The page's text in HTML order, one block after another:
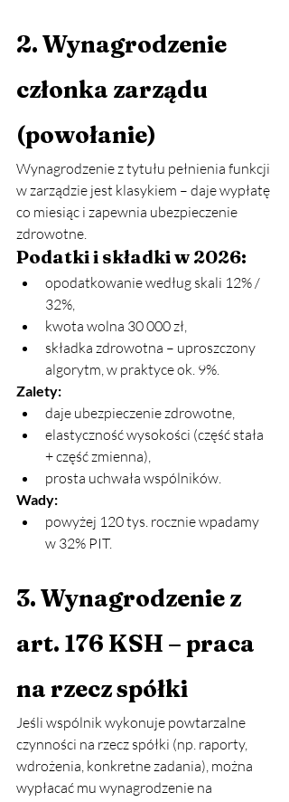
2. Wynagrodzenie
członka zarządu
(powołanie)
Wynagrodzenie z tytułu pełnienia funkcji
w zarządzie jest klasykiem – daje wypłatę
co miesiąc i zapewnia ubezpieczenie
zdrowotne.
Podatki i składki w 2026:
opodatkowanie według skali 12% /
32%,
kwota wolna 30 000 zł,
składka zdrowotna – uproszczony
algorytm, w praktyce ok. 9%.
Zalety:
daje ubezpieczenie zdrowotne,
elastyczność wysokości (część stała
+ część zmienna),
prosta uchwała wspólników.
Wady:
powyżej 120 tys. rocznie wpadamy
w 32% PIT.
3. Wynagrodzenie z
art. 176 KSH – praca
na rzecz spółki
Jeśli wspólnik wykonuje powtarzalne
czynności na rzecz spółki (np. raporty,
wdrożenia, konkretne zadania), można
wypłacać mu wynagrodzenie na